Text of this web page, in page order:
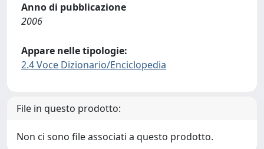
Anno di pubblicazione
2006
Appare nelle tipologie:
2.4 Voce Dizionario/Enciclopedia
File in questo prodotto:
Non ci sono file associati a questo prodotto.